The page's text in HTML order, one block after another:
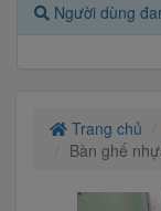
Người dùng
Trang chủ
Bàn ghế